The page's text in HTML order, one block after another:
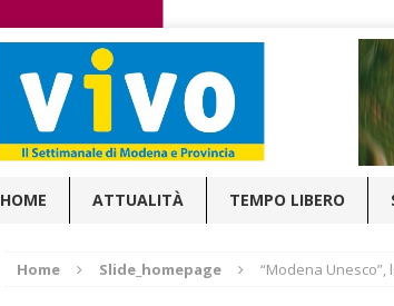
HOME ATTUALITÀ TEMPO LIBERO
Home Slide_homepage “Modena